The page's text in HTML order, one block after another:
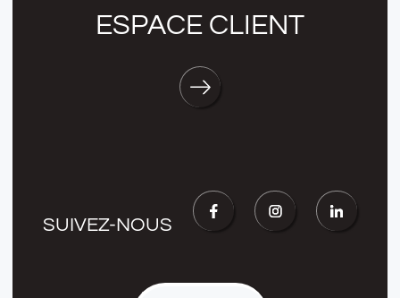
ESPACE CLIENT
SUIVEZ-NOUS